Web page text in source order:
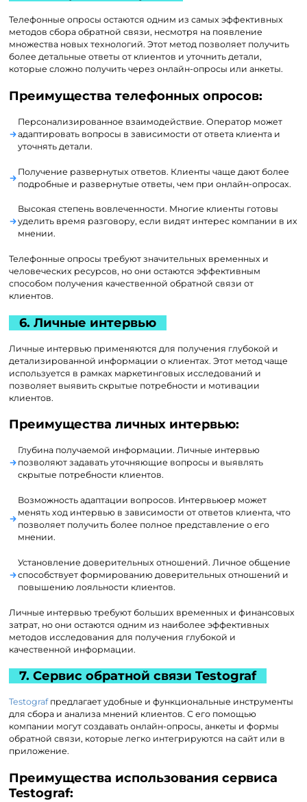
Телефонные опросы остаются одним из самых эффективных
методов сбора обратной связи, несмотря на появление
множества новых технологий. Этот метод позволяет получить
более детальные ответы от клиентов и уточнить детали,
которые сложно получить через онлайн-опросы или анкеты.
Преимущества телефонных опросов:
Персонализированное взаимодействие. Оператор может
адаптировать вопросы в зависимости от ответа клиента и
уточнять детали.
Получение развернутых ответов. Клиенты чаще дают более
подробные и развернутые ответы, чем при онлайн-опросах.
Высокая степень вовлеченности. Многие клиенты готовы
уделить время разговору, если видят интерес компании в их
мнении.
Телефонные опросы требуют значительных временных и
человеческих ресурсов, но они остаются эффективным
способом получения качественной обратной связи от
клиентов.
6. Личные интервью
Личные интервью применяются для получения глубокой и
детализированной информации о клиентах. Этот метод чаще
используется в рамках маркетинговых исследований и
позволяет выявить скрытые потребности и мотивации
клиентов.
Преимущества личных интервью:
Глубина получаемой информации. Личные интервью
позволяют задавать уточняющие вопросы и выявлять
скрытые потребности клиентов.
Возможность адаптации вопросов. Интервьюер может
менять ход интервью в зависимости от ответов клиента, что
позволяет получить более полное представление о его
мнении.
Установление доверительных отношений. Личное общение
способствует формированию доверительных отношений и
повышению лояльности клиентов.
Личные интервью требуют больших временных и финансовых
затрат, но они остаются одним из наиболее эффективных
методов исследования для получения глубокой и
качественной информации.
7. Сервис обратной связи Testograf
Testograf предлагает удобные и функциональные инструменты
для сбора и анализа мнений клиентов. С его помощью
компании могут создавать онлайн-опросы, анкеты и формы
обратной связи, которые легко интегрируются на сайт или в
приложение.
Преимущества использования сервиса
Testograf: